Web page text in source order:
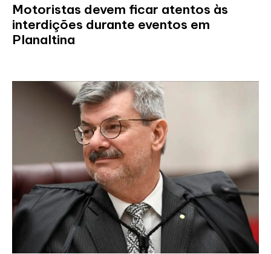
Motoristas devem ficar atentos às
interdições durante eventos em
Planaltina